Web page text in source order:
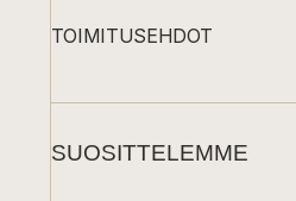
TOIMITUSEHDOT
SUOSITTELEMME